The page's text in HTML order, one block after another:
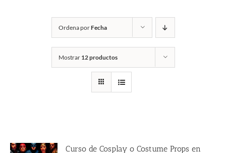
Ordena porFecha
Mostrar 12 productos
Curso de Cosplay o Costume Props en